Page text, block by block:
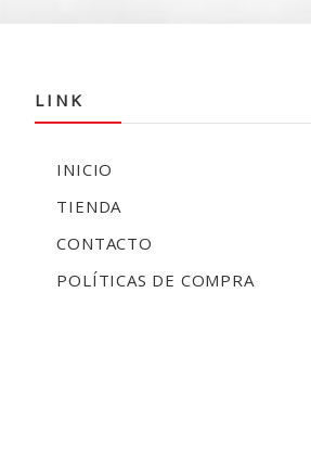
LINK
INICIO
TIENDA
CONTACTO
POLÍTICAS DE COMPRA